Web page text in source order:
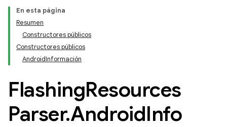
En esta página
Resumen
Constructores públicos
Constructores públicos
AndroidInformación
FlashingResources
Parser.AndroidInfo